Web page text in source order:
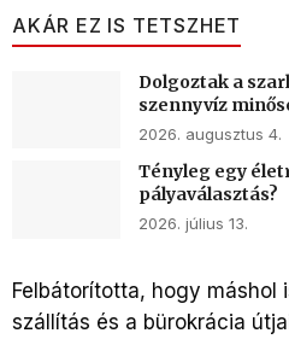
AKÁR EZ IS TETSZHET
Dolgoztak a
szennyvíz
2026. augusztus 4.
Tényleg egy
pályaválasztás?
2026. július 13.
Felbátorította, hogy máshol
szállítás és a bürokrácia